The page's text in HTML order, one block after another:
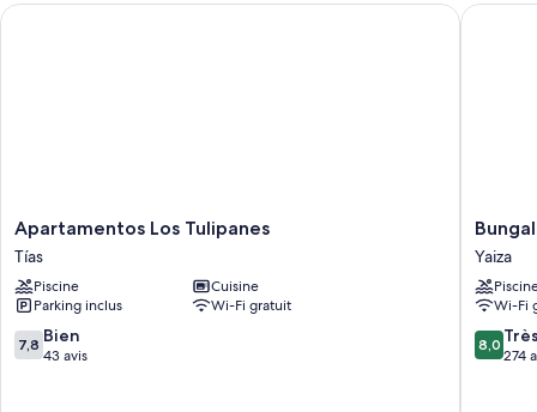
Apartamentos
Los
Tulipanes
Tías
Apartamentos Los Tulipanes
Tías
Piscine
Cuisine
Parking inclus
Wi-Fi gratuit
7.8
sur
7,8 Bien
43 avis
Apartamentos Los Tulipanes
Playa
Limones
Yaiza
Yaiza
Wi-Fi
8.0
sur
8,0
274